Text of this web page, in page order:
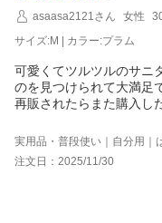
asaasa2121さん
女性
サイズ:M | カラー:プラム
可愛くてツルツルのサニ
のを見つけられて大満足
再販されたらまた購入し
実用品・普段使い｜自分用｜
注文日：2025/11/30